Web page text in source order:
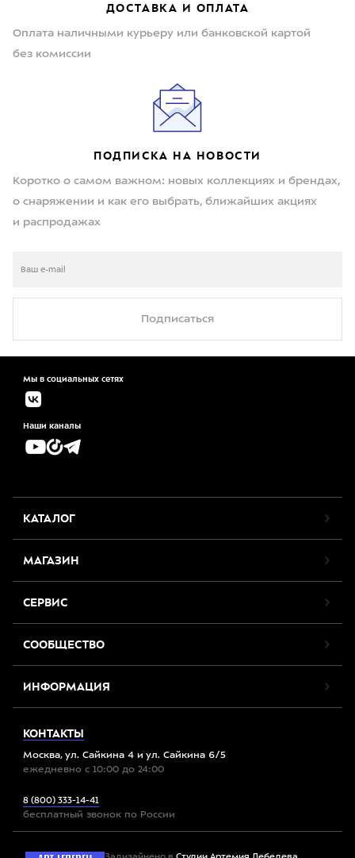
ДОСТАВКА И ОПЛАТА
Оплата наличными курьеру или банковской картой
без комиссии
ПОДПИСКА НА НОВОСТИ
Коротко о самом важном: новых коллекциях и брендах,
о снаряжении и как его выбрать, ближайших акциях
и распродажах
Подписаться
Мы в социальных сетях
Наши каналы
КАТАЛОГ
МАГАЗИН
СЕРВИС
СООБЩЕСТВО
ИНФОРМАЦИЯ
КОНТАКТЫ
Москва, ул. Сайкина 4 и ул. Сайкина 6/5
ежедневно с 10:00 до 24:00
8 (800) 333-14-41
бесплатный звонок по России